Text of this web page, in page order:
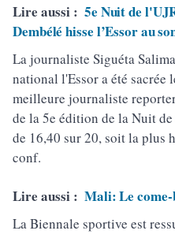
Lire aussi : 5e Nuit de
Dembélé hisse l’Essor au
La journaliste Siguéta
national l'Essor a été
meilleure journaliste
de la 5e édition de la Nuit
de 16,40 sur 20, soit la plus
conf.
Lire aussi : Mali: Le come-
La Biennale sportive est